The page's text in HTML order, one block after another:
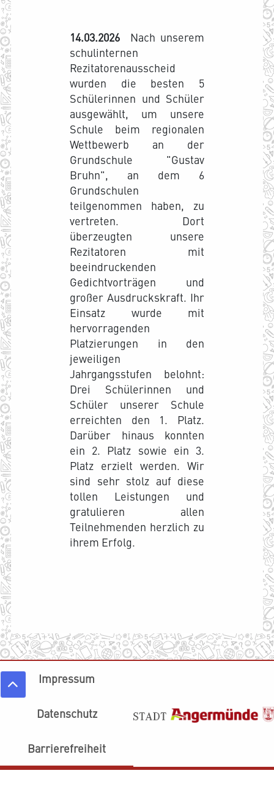
14.03.2026 Nach unserem
schulinternen
Rezitatorenausscheid
wurden die besten 5
Schülerinnen und Schüler
ausgewählt, um unsere
Schule beim regionalen
Wettbewerb an der
Grundschule "Gustav
Bruhn", an dem 6
Grundschulen
teilgenommen haben, zu
vertreten. Dort
überzeugten unsere
Rezitatoren mit
beeindruckenden
Gedichtvorträgen und
großer Ausdruckskraft. Ihr
Einsatz wurde mit
hervorragenden
Platzierungen in den
jeweiligen
Jahrgangsstufen belohnt:
Drei Schülerinnen und
Schüler unserer Schule
erreichten den 1. Platz.
Darüber hinaus konnten
ein 2. Platz sowie ein 3.
Platz erzielt werden. Wir
sind sehr stolz auf diese
tollen Leistungen und
gratulieren allen
Teilnehmenden herzlich zu
ihrem Erfolg.
Impressum
Datenschutz
Barrierefreiheit